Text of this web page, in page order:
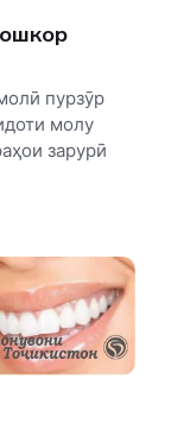
пурзӯр
молу
зарурӣ